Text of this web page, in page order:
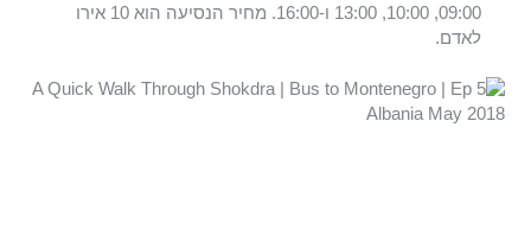
09:00, 10:00, 13:00 ו-16:00. מחיר הנסיעה הוא 10 אירו
לאדם.